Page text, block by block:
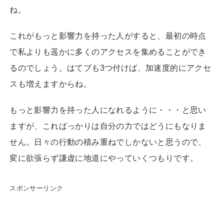
ね。
これがもっと影響力を持った人がすると、最初の時点
で私よりも遥かに多くのアクセスを集めることができ
るのでしょう。はてブも3つ付けば、加速度的にアクセ
スも増えますからね。
もっと影響力を持った人になれるように・・・と思い
ますが、こればっかりは自分の力ではどうにもなりま
せん。日々の行動の積み重ねでしかないと思うので、
変に欲張らず謙虚に地道にやっていくつもりです。
スポンサーリンク